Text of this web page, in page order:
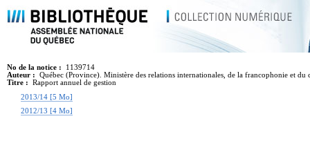
No de la notice :
1139714
Auteur :
Québec (Province). Ministère des relations internationales, de la francophonie et du
Titre :
Rapport annuel de gestion
2013/14 [5 Mo]
2012/13 [4 Mo]